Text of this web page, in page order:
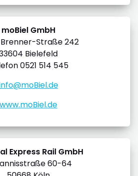
moBiel GmbH
Straße 242
Bielefeld
0521 514 545
www.moBiel.de
Express Rail GmbH
60-64